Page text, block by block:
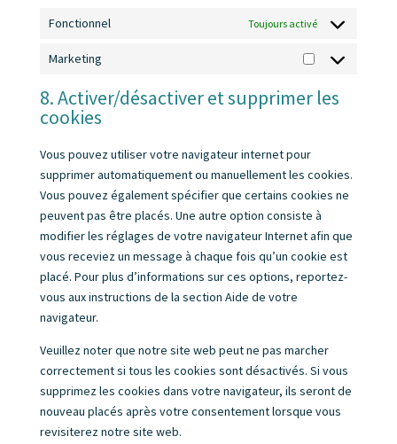
Fonctionnel Toujours activé
Marketing
Marketing
8. Activer/désactiver et supprimer les
cookies
Vous pouvez utiliser votre navigateur internet pour
supprimer automatiquement ou manuellement les cookies.
Vous pouvez également spécifier que certains cookies ne
peuvent pas être placés. Une autre option consiste à
modifier les réglages de votre navigateur Internet afin que
vous receviez un message à chaque fois qu’un cookie est
placé. Pour plus d’informations sur ces options, reportez-
vous aux instructions de la section Aide de votre
navigateur.
Veuillez noter que notre site web peut ne pas marcher
correctement si tous les cookies sont désactivés. Si vous
supprimez les cookies dans votre navigateur, ils seront de
nouveau placés après votre consentement lorsque vous
revisiterez notre site web.